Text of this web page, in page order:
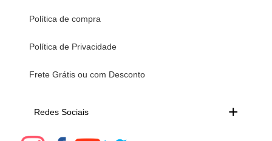
Política de compra
Política de Privacidade
Frete Grátis ou com Desconto
Redes Sociais